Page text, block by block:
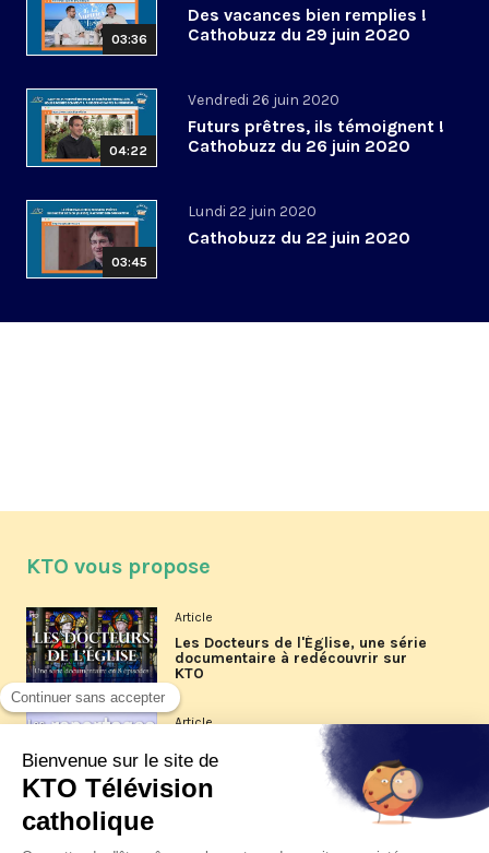
03:36
Des vacances bien remplies !
Cathobuzz du 29 juin 2020
04:22
Vendredi 26 juin 2020
Futurs prêtres, ils témoignent !
Cathobuzz du 26 juin 2020
03:45
Lundi 22 juin 2020
Cathobuzz du 22 juin 2020
KTO vous propose
Article
Les Docteurs de l'Église, une série
documentaire à redécouvrir sur
KTO
Article
Les reportages d'été 2026 de KTO
La visite pastorale du pape Léon